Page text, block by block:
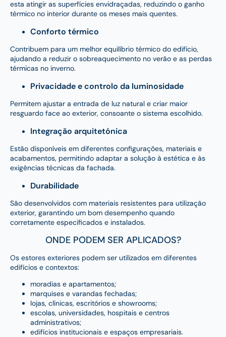
esta atingir as superfícies envidraçadas, reduzindo o ganho
térmico no interior durante os meses mais quentes.
Conforto térmico
Contribuem para um melhor equilíbrio térmico do edifício,
ajudando a reduzir o sobreaquecimento no verão e as perdas
térmicas no inverno.
Privacidade e controlo da luminosidade
Permitem ajustar a entrada de luz natural e criar maior
resguardo face ao exterior, consoante o sistema escolhido.
Integração arquitetónica
Estão disponíveis em diferentes configurações, materiais e
acabamentos, permitindo adaptar a solução à estética e às
exigências técnicas da fachada.
Durabilidade
São desenvolvidos com materiais resistentes para utilização
exterior, garantindo um bom desempenho quando
corretamente especificados e instalados.
ONDE PODEM SER APLICADOS?
Os estores exteriores podem ser utilizados em diferentes
edifícios e contextos:
moradias e apartamentos;
marquises e varandas fechadas;
lojas, clínicas, escritórios e showrooms;
escolas, universidades, hospitais e centros
administrativos;
edifícios institucionais e espaços empresariais.